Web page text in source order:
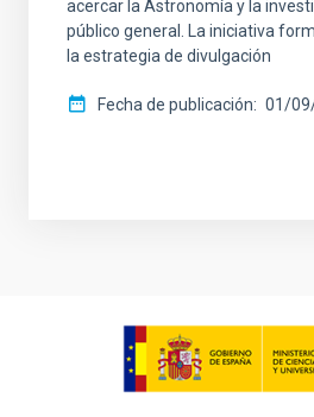
acercar la Astronomía y la
público general. La iniciativa
la estrategia de divulgación
Fecha de publicación 01/